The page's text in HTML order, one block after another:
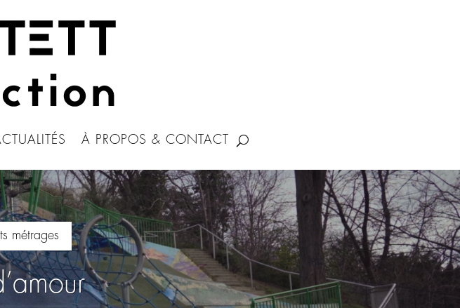
À PROPOS & CONTACT
métrages